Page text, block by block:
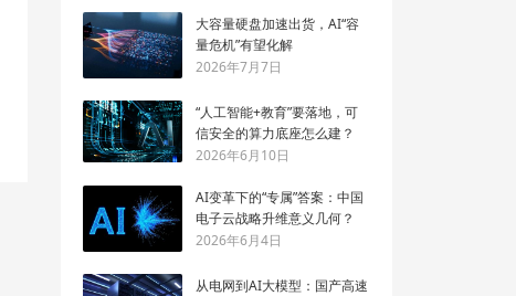
大容量硬盘加速出货，AI“容
量危机”有望化解
2026年7月7日
“人工智能+教育”要落地，可
信安全的算力底座怎么建？
2026年6月10日
AI变革下的“专属”答案：中国
电子云战略升维意义几何？
2026年6月4日
从电网到AI大模型：国产高速